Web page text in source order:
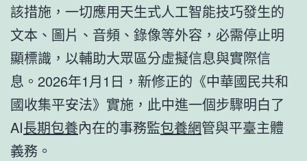
該措施，一切應用天生式人工智能技巧發生的
文本、圖片、音頻、錄像等外容，必需停止明
顯標識，以輔助大眾區分虛擬信息與實際信
息。2026年1月1日，新修正的《中華國民共和
國收集平安法》實施，此中進一個步驟明白了
AI長期包養內在的事務監包養網管與平臺主體
義務。